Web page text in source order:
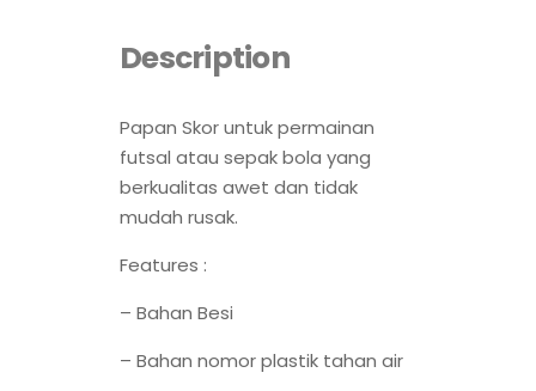
Description
Papan Skor untuk permainan
futsal atau sepak bola yang
berkualitas awet dan tidak
mudah rusak.
Features :
– Bahan Besi
– Bahan nomor plastik tahan air